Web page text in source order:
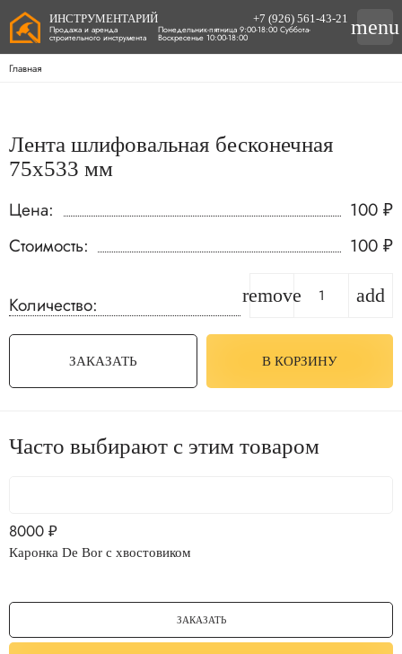
Главная
Лента шлифовальная бесконечная
75х533 мм
Цена:
100 ₽
Стоимость: 100 ₽
Количество: remove add
ЗАКАЗАТЬ В КОРЗИНУ
Часто выбирают с этим товаром
8000 ₽
Каронка De Bor с хвостовиком
ЗАКАЗАТЬ
ИНСТРУМЕНТАРИЙ
Продажа и аренда
строительного инструмента
+7 (926) 561-43-21
Понедельник-пятница 9:00-18:00 Суббота-
Воскресенье 10:00-18:00 menu